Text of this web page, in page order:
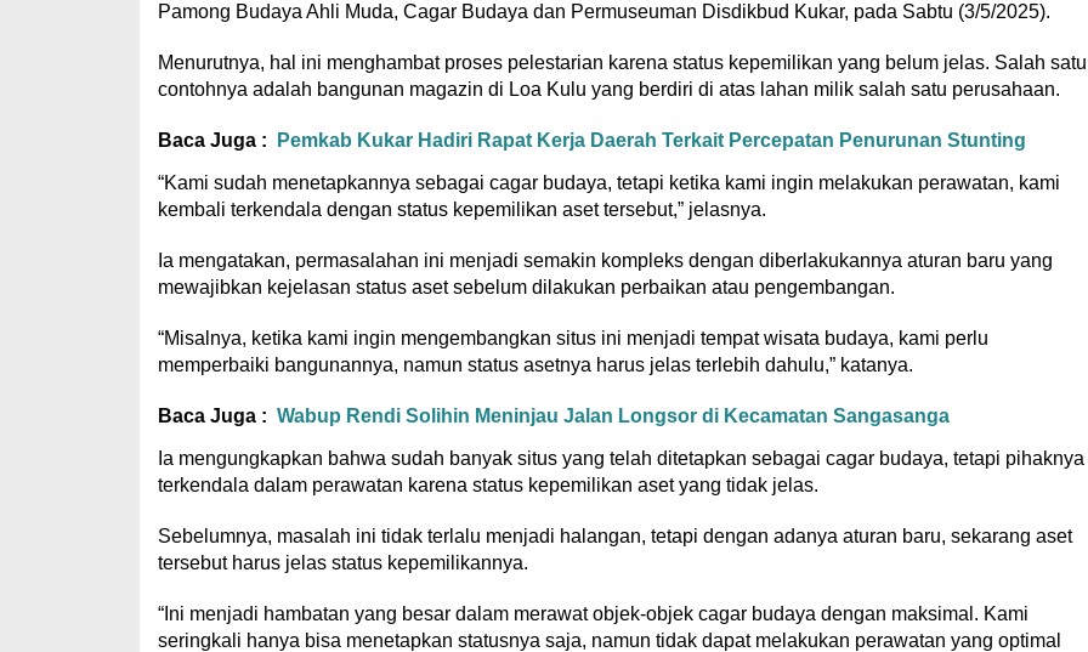
Pamong Budaya Ahli Muda, Cagar Budaya dan Permuseuman Disdikbud Kukar, pada Sabtu (3/5/2025).
Menurutnya, hal ini menghambat proses pelestarian karena status kepemilikan yang belum jelas. Salah satu
contohnya adalah bangunan magazin di Loa Kulu yang berdiri di atas lahan milik salah satu perusahaan.
Baca Juga : Pemkab Kukar Hadiri Rapat Kerja Daerah Terkait Percepatan Penurunan Stunting
“Kami sudah menetapkannya sebagai cagar budaya, tetapi ketika kami ingin melakukan perawatan, kami
kembali terkendala dengan status kepemilikan aset tersebut,” jelasnya.
Ia mengatakan, permasalahan ini menjadi semakin kompleks dengan diberlakukannya aturan baru yang
mewajibkan kejelasan status aset sebelum dilakukan perbaikan atau pengembangan.
“Misalnya, ketika kami ingin mengembangkan situs ini menjadi tempat wisata budaya, kami perlu
memperbaiki bangunannya, namun status asetnya harus jelas terlebih dahulu,” katanya.
Baca Juga : Wabup Rendi Solihin Meninjau Jalan Longsor di Kecamatan Sangasanga
Ia mengungkapkan bahwa sudah banyak situs yang telah ditetapkan sebagai cagar budaya, tetapi pihaknya
terkendala dalam perawatan karena status kepemilikan aset yang tidak jelas.
Sebelumnya, masalah ini tidak terlalu menjadi halangan, tetapi dengan adanya aturan baru, sekarang aset
tersebut harus jelas status kepemilikannya.
“Ini menjadi hambatan yang besar dalam merawat objek-objek cagar budaya dengan maksimal. Kami
seringkali hanya bisa menetapkan statusnya saja, namun tidak dapat melakukan perawatan yang optimal